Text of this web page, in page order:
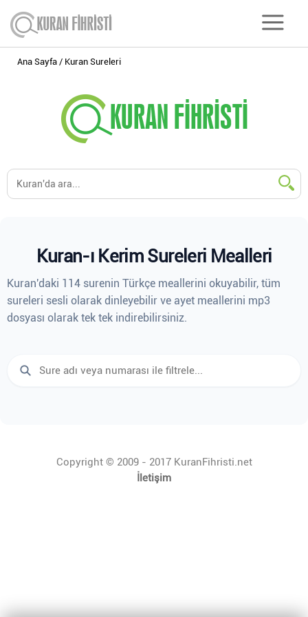
Ana Sayfa Kuran Sureleri
Kuran-ı Kerim Sureleri Mealleri
Kuran'daki 114 surenin Türkçe meallerini okuyabilir, tüm
sureleri sesli olarak dinleyebilir ve ayet meallerini mp3
dosyası olarak tek tek indirebilirsiniz.
Copyright © 2009 - 2017 KuranFihristi.net
İletişim